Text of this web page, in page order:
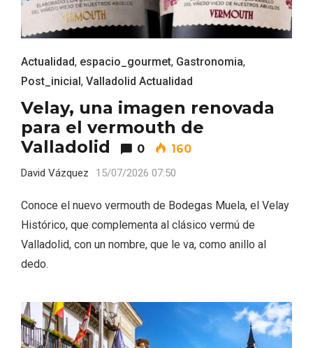
Actualidad, espacio_gourmet, Gastronomia,
Post_inicial, Valladolid Actualidad
Velay, una imagen renovada
para el vermouth de
Valladolid
0 160
David Vázquez 15/07/2026 07:50
Conoce el nuevo vermouth de Bodegas Muela, el Velay
Histórico, que complementa al clásico vermú de
Valladolid, con un nombre, que le va, como anillo al
dedo.
El Espinar, un pueblo oculto de la Sierra
de Guadarrama en su vertiente